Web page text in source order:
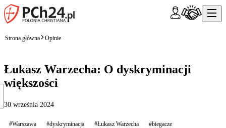
Strona główna Opinie
Łukasz Warzecha: O dyskryminacji
większości
30 września 2024
#Warszawa #dyskryminacja #Łukasz Warzecha
#biegacze